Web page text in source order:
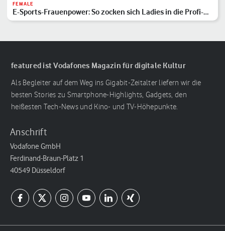
FEMALE
E-Sports-Frauenpower: So zocken sich Ladies in die Profi-
Liga
featured ist Vodafones Magazin für digitale Kultur
Als Begleiter auf dem Weg ins Gigabit-Zeitalter liefern wir die
besten Stories zu Smartphone-Highlights, Gadgets, den
heißesten Tech-News und Kino- und TV-Höhepunkte.
Anschrift
Vodafone GmbH
Ferdinand-Braun-Platz 1
40549 Düsseldorf